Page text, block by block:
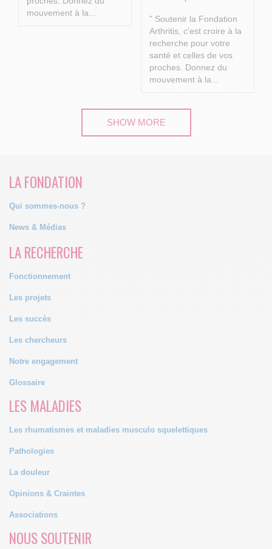
mouvement à la...
" Soutenir la Fondation
Arthritis, c'est croire à la
recherche pour votre
santé et celles de vos
proches. Donnez du
mouvement à la...
SHOW MORE
LA FONDATION
Qui sommes-nous ?
News & Médias
LA RECHERCHE
Fonctionnement
Les projets
Les succès
Les chercheurs
Notre engagement
Glossaire
LES MALADIES
Les rhumatismes et maladies musculo squelettiques
Pathologies
La douleur
Opinions & Craintes
Associations
NOUS SOUTENIR